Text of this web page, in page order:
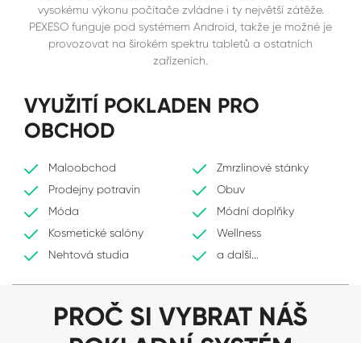
vysokému výkonu počítače zvládne i ty největší zátěže.
PEXESO funguje pod systémem Android, takže je možné je
provozovat na širokém spektru tabletů a ostatních
zařízeních.
VYUŽITÍ POKLADEN PRO
OBCHOD
Maloobchod
Prodejny potravin
Móda
Kosmetické salóny
Nehtová studia
Zmrzlinové stánky
Obuv
Módní doplňky
Wellness
a další...
PROČ SI VYBRAT NÁŠ